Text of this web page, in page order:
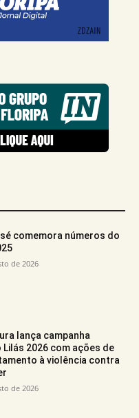
comemora números do
de 2026
lança campanha
2026 com ações de
à violência contra
de 2026